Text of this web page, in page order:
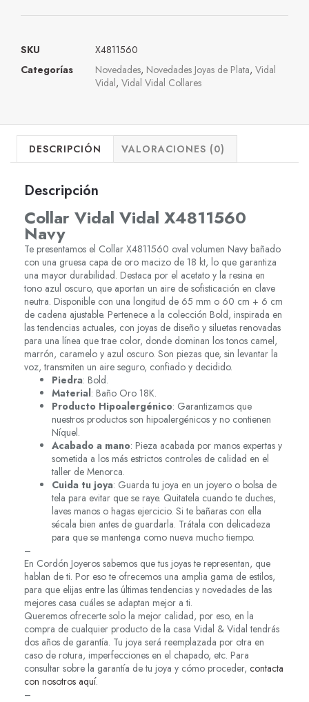
SKU
X4811560
Categorías
Novedades, Novedades Joyas de Plata, Vidal
Vidal, Vidal Vidal Collares
DESCRIPCIÓN VALORACIONES (0)
Descripción
Collar Vidal Vidal X4811560
Navy
Te presentamos el Collar X4811560 oval volumen Navy bañado
con una gruesa capa de oro macizo de 18 kt, lo que garantiza
una mayor durabilidad. Destaca por el acetato y la resina en
tono azul oscuro, que aportan un aire de sofisticación en clave
neutra. Disponible con una longitud de 65 mm o 60 cm + 6 cm
de cadena ajustable. Pertenece a la colección Bold, inspirada en
las tendencias actuales, con joyas de diseño y siluetas renovadas
para una línea que trae color, donde dominan los tonos camel,
marrón, caramelo y azul oscuro. Son piezas que, sin levantar la
voz, transmiten un aire seguro, confiado y decidido.
Piedra: Bold.
Material: Baño Oro 18K.
Producto Hipoalergénico: Garantizamos que
nuestros productos son hipoalergénicos y no contienen
Níquel.
Acabado a mano: Pieza acabada por manos expertas y
sometida a los más estrictos controles de calidad en el
taller de Menorca.
Cuida tu joya: Guarda tu joya en un joyero o bolsa de
tela para evitar que se raye. Quitatela cuando te duches,
laves manos o hagas ejercicio. Si te bañaras con ella
sécala bien antes de guardarla. Trátala con delicadeza
para que se mantenga como nueva mucho tiempo.
–
En Cordón Joyeros sabemos que tus joyas te representan, que
hablan de ti. Por eso te ofrecemos una amplia gama de estilos,
para que elijas entre las últimas tendencias y novedades de las
mejores casa cuáles se adaptan mejor a ti.
Queremos ofrecerte solo la mejor calidad, por eso, en la
compra de cualquier producto de la casa Vidal & Vidal tendrás
dos años de garantía. Tu joya será reemplazada por otra en
caso de rotura, imperfecciones en el chapado, etc. Para
consultar sobre la garantía de tu joya y cómo proceder, contacta
con nosotros aquí.
–